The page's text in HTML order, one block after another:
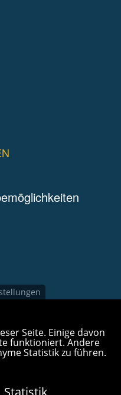
Seite. Einige davon
funktioniert. Andere
Statistik zu führen.
Statistik